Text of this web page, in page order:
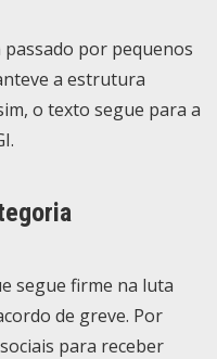
por pequenos
a estrutura
o texto segue para a
segue firme na luta
de greve. Por
para receber